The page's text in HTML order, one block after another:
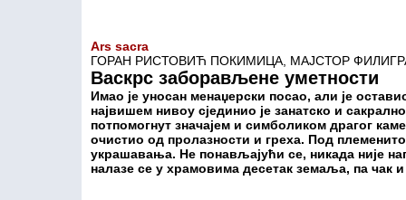
Ars sacra
ГОРАН РИСТОВИЋ ПОКИМИЦА, МАЈСТОР
Васкрс заборављене уметности
Имао је уносан менаџерски посао, али је
највишем нивоу сјединио је занатско и
потпомогнут значајем и симболиком драгог
очистио од пролазности и греха. Под
украшавања. Не понављајући се, никада није
налазе се у храмовима десетак земаља, па чак